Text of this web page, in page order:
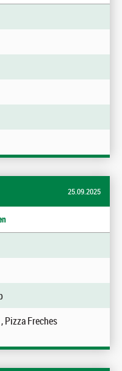
25.09.2025
, Pizza Freches